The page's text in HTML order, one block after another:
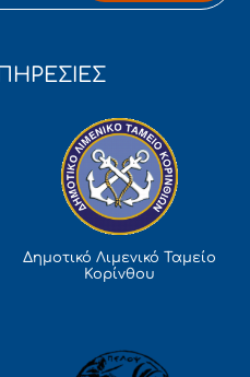
Δημοτικό Λιμενικό Ταμείο
Κορίνθου